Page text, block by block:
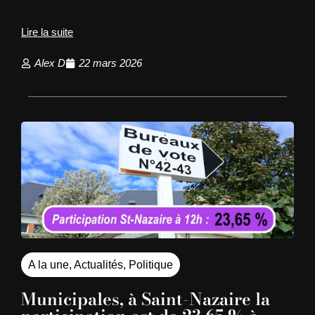
Lire la suite
Alex D 22 mars 2026
A la une, Actualités, Politique
Municipales, à Saint-Nazaire la